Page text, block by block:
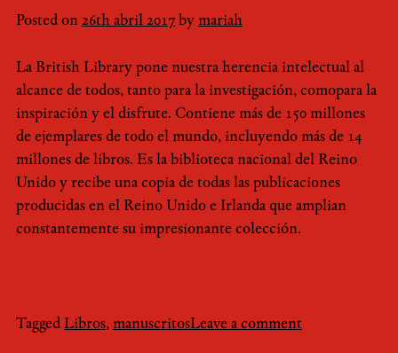
Posted on 26th abril 2017by mariah
La British Library pone nuestra herencia intelectual al
alcance de todos, tanto para la investigación, comopara la
inspiración y el disfrute. Contiene más de 150 millones
de ejemplares de todo el mundo, incluyendo más de 14
millones de libros. Es la biblioteca nacional del Reino
Unido y recibe una copia de todas las publicaciones
producidas en el Reino Unido e Irlanda que amplian
constantemente su impresionante colección.
Tagged Libros, manuscritosLeave a comment